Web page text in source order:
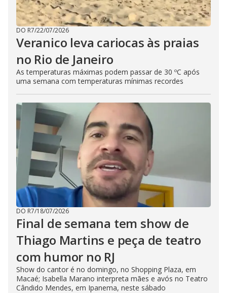
DO R7/22/07/2026
Veranico leva cariocas às praias
no Rio de Janeiro
As temperaturas máximas podem passar de 30 ºC após
uma semana com temperaturas mínimas recordes
DO R7/18/07/2026
Final de semana tem show de
Thiago Martins e peça de teatro
com humor no RJ
Show do cantor é no domingo, no Shopping Plaza, em
Macaé; Isabella Marano interpreta mães e avós no Teatro
Cândido Mendes, em Ipanema, neste sábado